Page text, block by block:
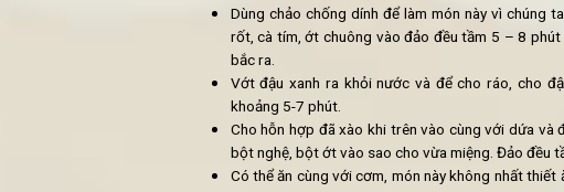
1 củ hành tây cỡ vừa
100ml nước cốt dừa
2 thìa cà ry
1 thìa cà phê bột thìa là
1 thìa bột ớt
1/2 thìa cà phê bột nghệ
1/2 thìa cà phê hạt tiêu xay